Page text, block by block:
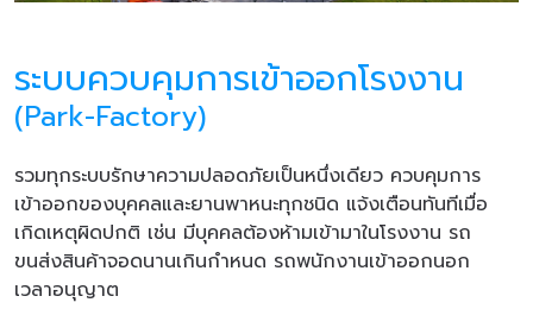
ระบบควบคุมการเข้าออกโรงงาน
(Park-Factory)
รวมทุกระบบรักษาความปลอดภัยเป็นหนึ่งเดียว ควบคุมการ
เข้าออกของบุคคลและยานพาหนะทุกชนิด แจ้งเตือนทันทีเมื่อ
เกิดเหตุผิดปกติ เช่น มีบุคคลต้องห้ามเข้ามาในโรงงาน รถ
ขนส่งสินค้าจอดนานเกินกำหนด รถพนักงานเข้าออกนอก
เวลาอนุญาต